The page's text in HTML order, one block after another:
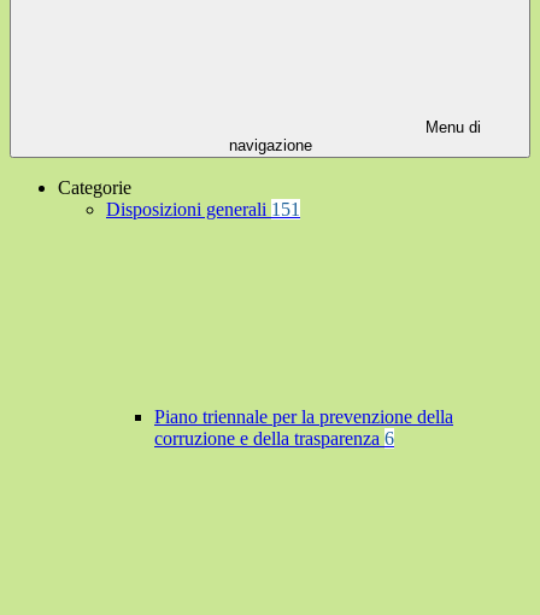
Menu di
navigazione
Categorie
Disposizioni generali 151
Piano triennale per la prevenzione della
corruzione e della trasparenza 6